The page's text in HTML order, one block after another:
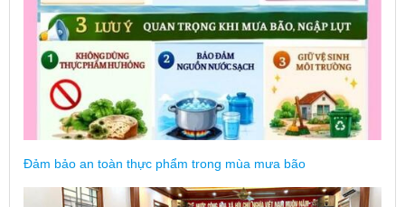
Đảm bảo an toàn thực phẩm trong mùa mưa bão